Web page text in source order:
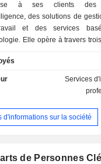
à ses clients des
des solutions de
et des services
Elle opère à travers trois
intellectuelle (IP) et les
la santé (LS&H). Le segment
et public » associe
éditoriale afin de favoriser
et de contribuer à
intellectuelle fournit des
Services
d'informations sur la société
de Personnes